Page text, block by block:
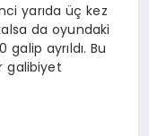
yarıda üç kez
da oyundaki
ayrıldı. Bu
galibiyet